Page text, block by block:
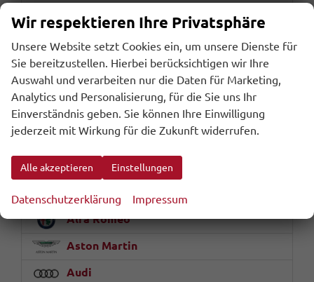
Beratung / Verkauf
Telefon & WhatsApp:
+43 (0) 699 16411912
E-Mail:office@riders-peak.com
Abarth
Alfa Romeo
Aston Martin
Audi
Wir respektieren Ihre Privatsphäre
Unsere Website setzt Cookies ein, um unsere Dienste für
Sie bereitzustellen. Hierbei berücksichtigen wir Ihre
Auswahl und verarbeiten nur die Daten für Marketing,
Analytics und Personalisierung, für die Sie uns Ihr
Einverständnis geben. Sie können Ihre Einwilligung
jederzeit mit Wirkung für die Zukunft widerrufen.
Alle akzeptieren Einstellungen
Datenschutzerklärung Impressum